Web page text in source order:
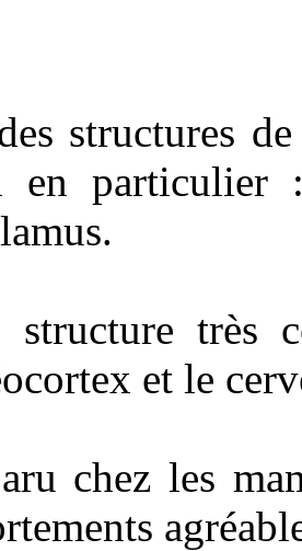
structures
en particulier
structure très
et le
chez les